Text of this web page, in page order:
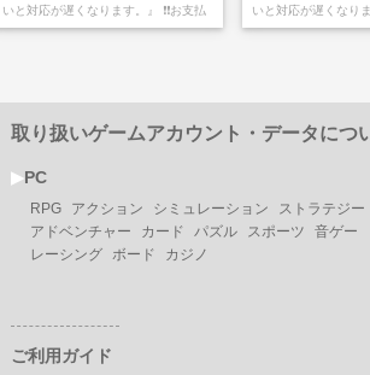
いと対応が遅くなります。』 ❗️❗️お支払
い後、アプリをappStoreもしくは
いと対応が遅くなりま
い後、アプリを
取り扱いゲームアカウント・データにつ
▶︎PC
RPG アクション シミュレーション
ストラテジー
アドベンチャー
カード パズル スポーツ
音ゲー
レーシング ボード カジノ
ご利用ガイド